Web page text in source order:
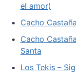
el amor)
Cacho
Cacho
Santa
Los Tekis –